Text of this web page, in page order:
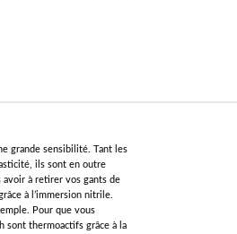
grande sensibilité. Tant les
ils sont en outre
à retirer vos gants de
à l’immersion nitrile.
Pour que vous
sont thermoactifs grâce à la